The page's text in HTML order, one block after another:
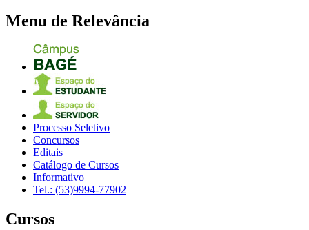
Menu de Relevância
Processo Seletivo
Concursos
Editais
Catálogo de Cursos
Informativo
Tel.: (53)9994-77902
Cursos